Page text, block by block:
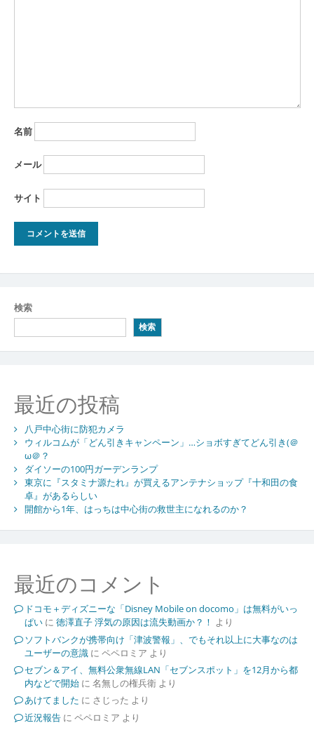
名前
メール
サイト
検索
検索
最近の投稿
八戸中心街に防犯カメラ
ウィルコムが「どん引きキャンペーン」…ショボすぎてどん引き(＠
ω＠？
ダイソーの100円ガーデンランプ
東京に『スタミナ源たれ』が買えるアンテナショップ『十和田の食
卓』があるらしい
開館から1年、はっちは中心街の救世主になれるのか？
最近のコメント
ドコモ＋ディズニーな「Disney Mobile on docomo」は無料がいっ
ぱいに 徳澤直子 浮気の原因は流失動画か？！ より
ソフトバンクが携帯向け「津波警報」、でもそれ以上に大事なのは
ユーザーの意識に ペペロミア より
セブン＆アイ、無料公衆無線LAN「セブンスポット」を12月から都
内などで開始に 名無しの権兵衛より
あけてました に さじった より
近況報告に ペペロミア より